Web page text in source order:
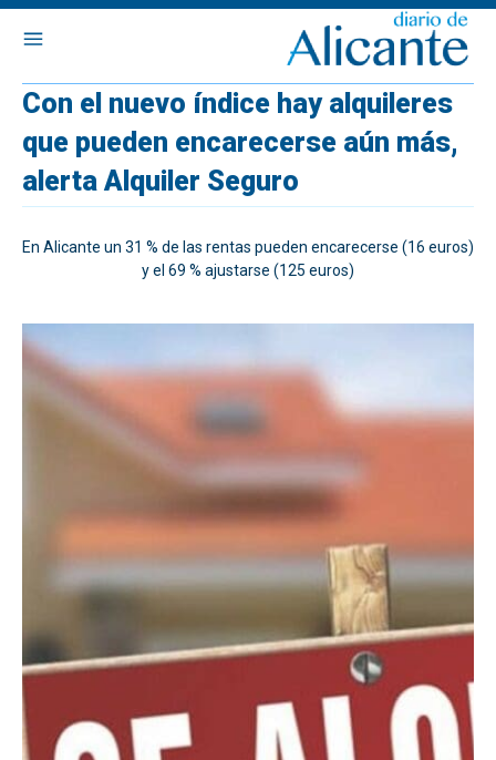
Con el nuevo índice hay alquileres
que pueden encarecerse aún más,
alerta Alquiler Seguro
En Alicante un 31 % de las rentas pueden encarecerse (16 euros)
y el 69 % ajustarse (125 euros)